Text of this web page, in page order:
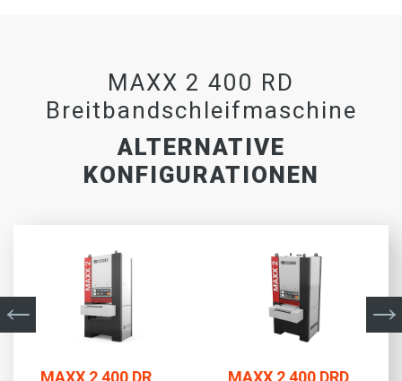
MAXX 2 400 RD
Breitbandschleifmaschine
ALTERNATIVE
KONFIGURATIONEN
MAXX 2 400 DR MAXX 2 400 DRD